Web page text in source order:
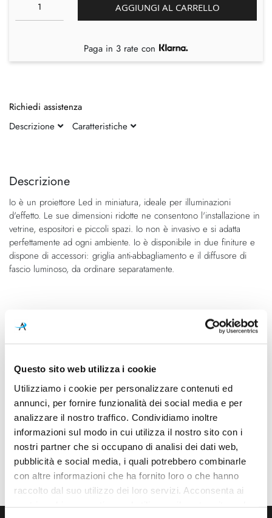
Questo sito web utilizza i cookie
Utilizziamo i cookie per personalizzare contenuti ed
annunci, per fornire funzionalità dei social media e per
analizzare il nostro traffico. Condividiamo inoltre
informazioni sul modo in cui utilizza il nostro sito con i
nostri partner che si occupano di analisi dei dati web,
pubblicità e social media, i quali potrebbero combinarle
con altre informazioni che ha fornito loro o che hanno
raccolto dal suo utilizzo dei loro servizi. Acconsenta ai
fine
galleria
di
immagini
della
di
immagini
Descrizione
Io è un proiettore Led in miniatura, ideale per illuminazioni
d'effetto. Le sue dimensioni ridotte ne consentono l'installazione in
vetrine, espositori e piccoli spazi. Io non è invasivo e si adatta
perfettamente ad ogni ambiente. Io è disponibile in due finiture e
dispone di accessori: griglia anti-abbagliamento e il diffusore di
fascio luminoso, da ordinare separatamente.
Caratteristiche
Dimensioni
84mm x 36mm - H 42mm
Led integrato
Potenza e attacco
4.5W - 3000K - 505Lm
Dimmerazione
On/Off
Classe energetica
A++, A+, A
Mpn
A2630031NT
AGGIUNGI AL CARRELLO
Paga in 3 rate con
Richiedi assistenza
Descrizione
Caratteristiche